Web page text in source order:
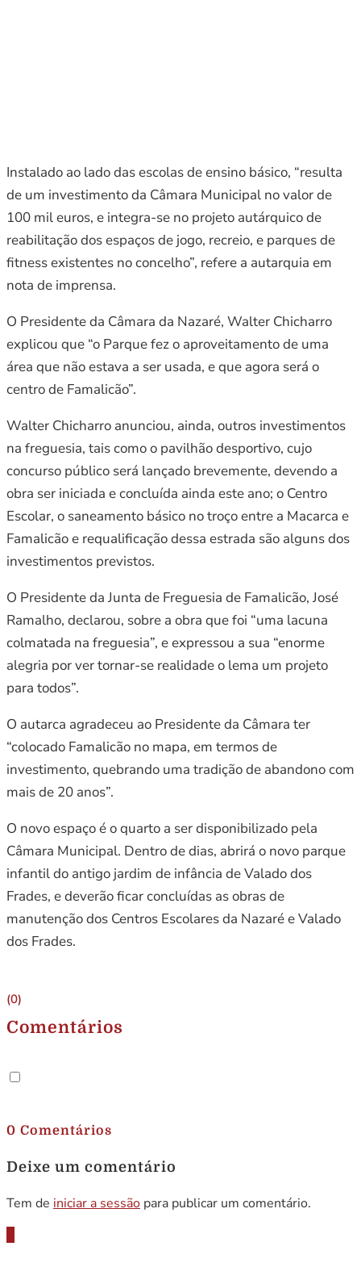
Instalado ao lado das escolas de ensino básico, “resulta
de um investimento da Câmara Municipal no valor de
100 mil euros, e integra-se no projeto autárquico de
reabilitação dos espaços de jogo, recreio, e parques de
fitness existentes no concelho”, refere a autarquia em
nota de imprensa.
O Presidente da Câmara da Nazaré, Walter Chicharro
explicou que “o Parque fez o aproveitamento de uma
área que não estava a ser usada, e que agora será o
centro de Famalicão”.
Walter Chicharro anunciou, ainda, outros investimentos
na freguesia, tais como o pavilhão desportivo, cujo
concurso público será lançado brevemente, devendo a
obra ser iniciada e concluída ainda este ano; o Centro
Escolar, o saneamento básico no troço entre a Macarca e
Famalicão e requalificação dessa estrada são alguns dos
investimentos previstos.
O Presidente da Junta de Freguesia de Famalicão, José
Ramalho, declarou, sobre a obra que foi “uma lacuna
colmatada na freguesia”, e expressou a sua “enorme
alegria por ver tornar-se realidade o lema um projeto
para todos”.
O autarca agradeceu ao Presidente da Câmara ter
“colocado Famalicão no mapa, em termos de
investimento, quebrando uma tradição de abandono com
mais de 20 anos”.
O novo espaço é o quarto a ser disponibilizado pela
Câmara Municipal. Dentro de dias, abrirá o novo parque
infantil do antigo jardim de infância de Valado dos
Frades, e deverão ficar concluídas as obras de
manutenção dos Centros Escolares da Nazaré e Valado
dos Frades.
(0)
Comentários
0 Comentários
Deixe um comentário
Tem de iniciar a sessão para publicar um comentário.